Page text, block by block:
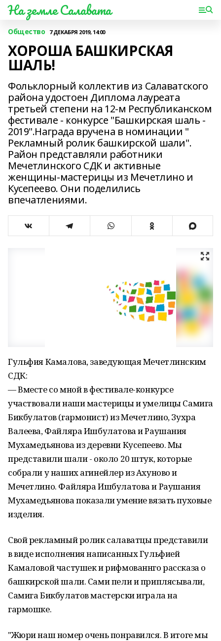
На земле Салавата
Общество 7 ДЕКАБРЯ 2019, 14:00
ХОРОША БАШКИРСКАЯ
ШАЛЬ!
Фольклорный коллектив из Салаватского
района удостоен Диплома лауреата
третьей степени на 12-м Республиканском
фестивале - конкурсе "Башкирская шаль -
2019".Награда вручена в номинации "
Рекламный ролик башкирской шали".
Район представляли работники
Мечетлинского СДК и активные
женщины-мастерицы из Мечетлино и
Кусепеево. Они поделились
впечатлениями.
Гульфия Камалова, заведующая Мечетлинским
СДК:
— Вместе со мной в фестивале-конкурсе
участвовали наши мастерицы и умелицы Самига
Бикбулатов (гармонист) из Мечетлино, Зухра
Валеева, Файляра Ишбулатова и Раушания
Мухамедьянова из деревни Кусепеево. Мы
представили шали - около 20 штук, которые
собрали у наших агинейлер из Ахуново и
Мечетлино. Файляра Ишбулатова и Раушания
Мухамедьянова показали умение вязать пуховые
изделия.
Свой рекламный ролик салаватцы представили
в виде исполнения написанных Гульфией
Камаловой частушек и рифмованнго рассказа о
башкирской шали. Сами пели и приплясывали,
Самига Бикбулатов мастерски играла на
гармошке.
"Жюри наш номер очень понравился. В итоге мы